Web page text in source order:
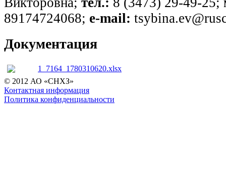
89174724068; e-mail:
Документация
1_7164_1780310620.xlsx
© 2012 АО «СНХЗ»
Контактная информация
Политика конфиденциальности